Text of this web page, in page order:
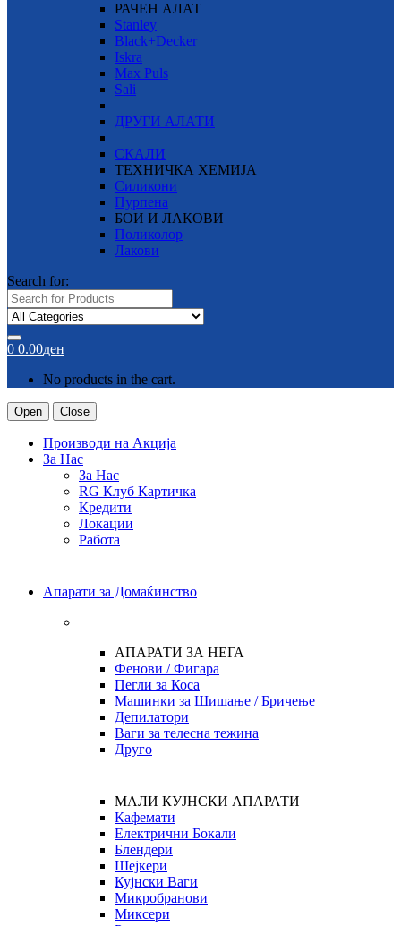
РАЧЕН АЛАТ
Stanley
Black+Decker
Iskra
Max Puls
Sali
ДРУГИ АЛАТИ
СКАЛИ
ТЕХНИЧКА ХЕМИЈА
Силикони
Пурпена
БОИ И ЛАКОВИ
Поликолор
Лакови
Search for:
0 0.00ден
No products in the cart.
Open Close
Производи на Акција
За Нас
За Нас
RG Клуб Картичка
Кредити
Локации
Работа
Апарати за Домаќинство
АПАРАТИ ЗА НЕГА
Фенови / Фигара
Пегли за Коса
Машинки за Шишање / Бричење
Депилатори
Ваги за телесна тежина
Друго
МАЛИ КУЈНСКИ АПАРАТИ
Кафемати
Електрични Бокали
Блендери
Шејкери
Кујнски Ваги
Микробранови
Миксери